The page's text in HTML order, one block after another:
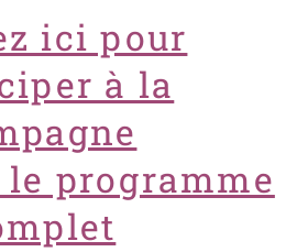
ici pour
à la
programme